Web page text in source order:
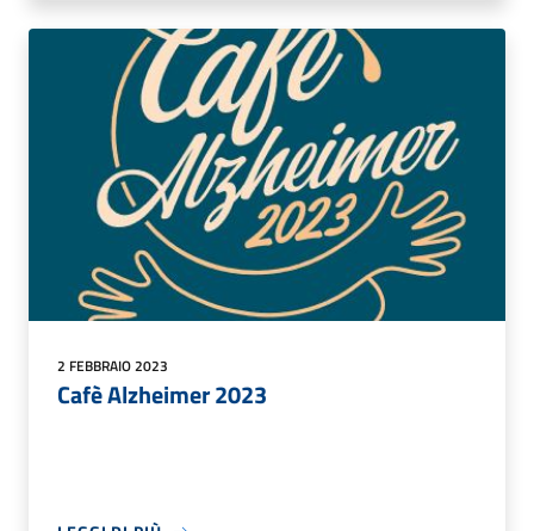
2 FEBBRAIO 2023
Cafè Alzheimer 2023